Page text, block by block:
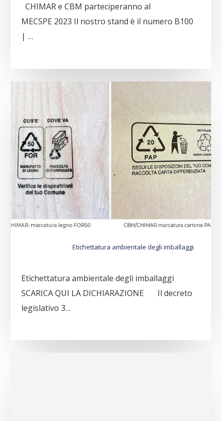
CHIMAR e CBM parteciperanno al
MECSPE 2023 Il nostro stand è il numero B100
| …
Etichettatura ambientale degli imballaggi
Etichettatura ambientale degli imballaggi
SCARICA QUI LA DICHIARAZIONE Il decreto
legislativo 3…